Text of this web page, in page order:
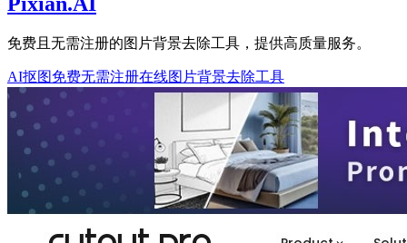
免费且无需注册的图片背景去除工具，提供高质量服务。
AI抠图免费无需注册在线图片背景去除工具